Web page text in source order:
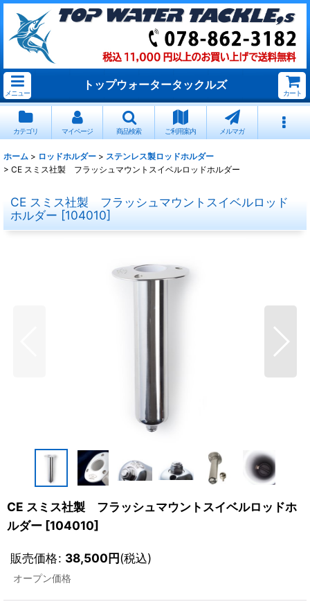
メニュー
トップウォータータックルズ
カート
カテゴリ マイページ 商品検索 ご利用案内 メルマガ
ホーム > ロッドホルダー > ステンレス製ロッドホルダー
> CE スミス社製 フラッシュマウントスイベルロッドホルダー
CE スミス社製 フラッシュマウントスイベルロッド
ホルダー [104010]
CE スミス社製 フラッシュマウントスイベルロッドホ
ルダー [104010]
販売価格: 38,500円(税込)
オープン価格